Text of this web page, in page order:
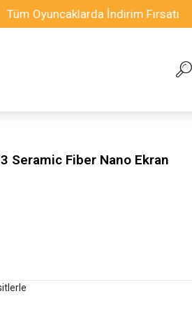
Oyuncaklarda İndirim Fırsatı
Seramic Fiber Nano Ekran